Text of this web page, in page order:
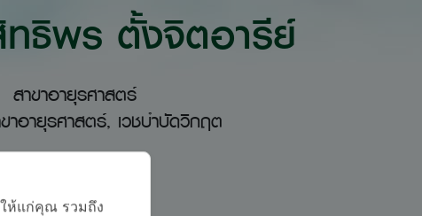
ธิพร ตั้งจิตอารีย์
สาขาอายุรศาสตร์
าอายุรศาสตร์, เวชบำบัดวิกฤต
ห้แก่คุณ รวมถึง